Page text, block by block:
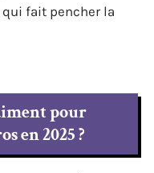
qui fait pencher la
pour
en 2025 ?